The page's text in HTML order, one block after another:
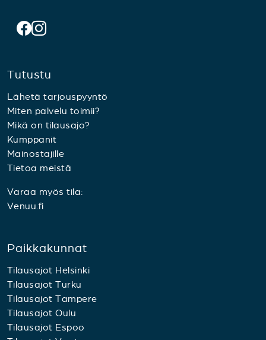
Tutustu
Lähetä tarjouspyyntö
Miten palvelu toimii?
Mikä on tilausajo?
Kumppanit
Mainostajille
Tietoa meistä
Varaa myös tila:
Venuu.fi
Paikkakunnat
Tilausajot Helsinki
Tilausajot Turku
Tilausajot Tampere
Tilausajot Oulu
Tilausajot Espoo